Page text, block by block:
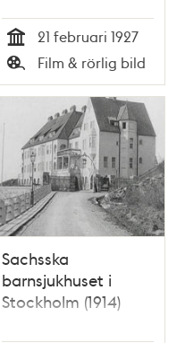
Tid
21 februari 1927
Typ
Film & rörlig bild
Sachsska
barnsjukhuset i
Stockholm (1914)